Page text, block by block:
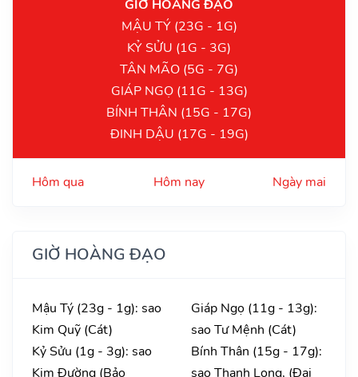
GIỜ HOÀNG ĐẠO
MẬU TÝ (23G - 1G)
KỶ SỬU (1G - 3G)
TÂN MÃO (5G - 7G)
GIÁP NGỌ (11G - 13G)
BÍNH THÂN (15G - 17G)
ĐINH DẬU (17G - 19G)
Hôm qua Hôm nay Ngày mai
GIỜ HOÀNG ĐẠO
Mậu Tý (23g - 1g): sao
Kim Quỹ (Cát)
Kỷ Sửu (1g - 3g): sao
Kim Đường (Bảo
Giáp Ngọ (11g - 13g):
sao Tư Mệnh (Cát)
Bính Thân (15g - 17g):
sao Thanh Long, (Đại